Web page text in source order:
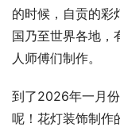
的时候，自贡的彩
国乃至世界各地，
人师傅们制作。
到了2026年一月
呢！花灯装饰制作